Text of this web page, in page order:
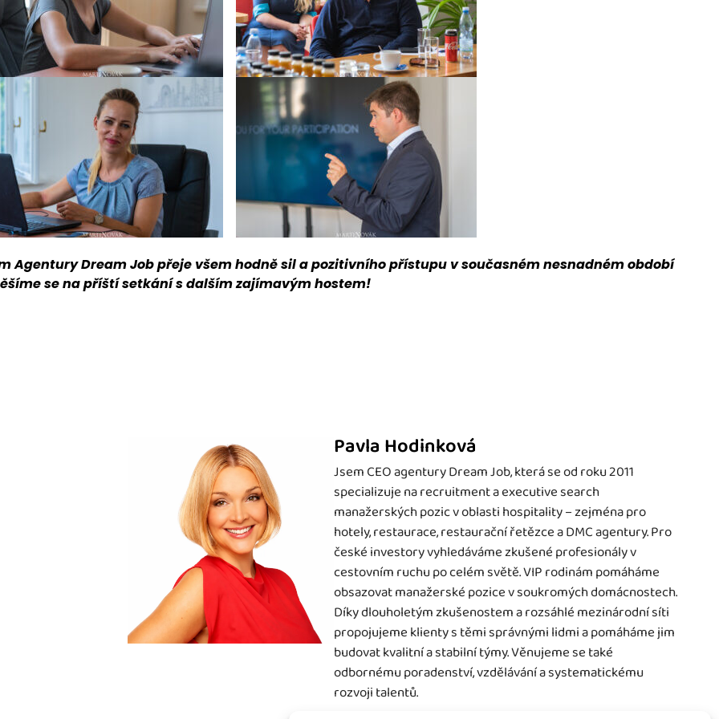
AgenturyDream Job přeje všem hodně sil a pozitivního přístupu v současném nesnadném období
e se na příští setkání s dalším zajímavým hostem!
Pavla Hodinková
Jsem CEO agentury Dream Job, která se od roku 2011
specializuje na recruitment a executive search
manažerských pozic v oblasti hospitality – zejména pro
hotely, restaurace, restaurační řetězce a DMC agentury. Pro
české investory vyhledáváme zkušené profesionály v
cestovním ruchu po celém světě. VIP rodinám pomáháme
obsazovat manažerské pozice v soukromých domácnostech.
Díky dlouholetým zkušenostem a rozsáhlé mezinárodní síti
propojujeme klienty s těmi správnými lidmi a pomáháme jim
budovat kvalitní a stabilní týmy. Věnujeme se také
odbornému poradenství, vzdělávání a systematickému
rozvoji talentů.